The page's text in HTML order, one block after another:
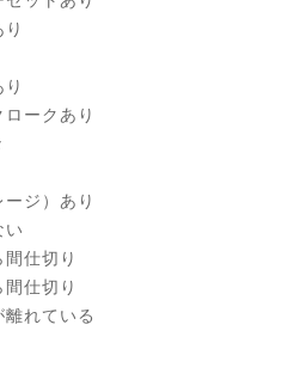
ークあり
ジ）あり
い
仕切り
仕切り
れている